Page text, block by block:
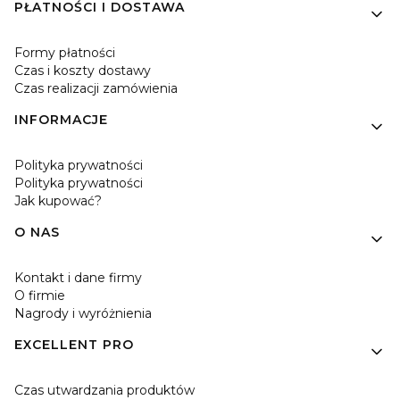
PŁATNOŚCI I DOSTAWA
Formy płatności
Czas i koszty dostawy
Czas realizacji zamówienia
INFORMACJE
Polityka prywatności
Polityka prywatności
Jak kupować?
O NAS
Kontakt i dane firmy
O firmie
Nagrody i wyróżnienia
EXCELLENT PRO
Czas utwardzania produktów